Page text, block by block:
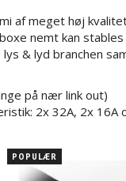
af meget høj
nemt kan
& lyd branchen
på nær link out)
2x 32A, 2x 16A
POPULÆR